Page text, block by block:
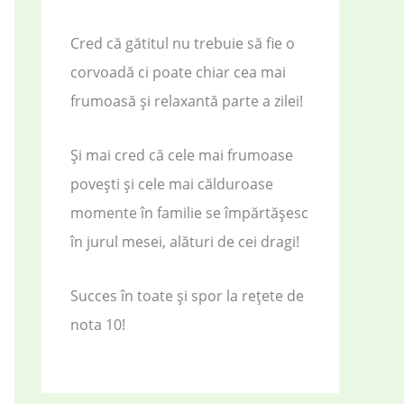
Cred că gătitul nu trebuie să fie o
corvoadă ci poate chiar cea mai
frumoasă și relaxantă parte a zilei!
Și mai cred că cele mai frumoase
povești și cele mai călduroase
momente în familie se împărtășesc
în jurul mesei, alături de cei dragi!
Succes în toate și spor la rețete de
nota 10!